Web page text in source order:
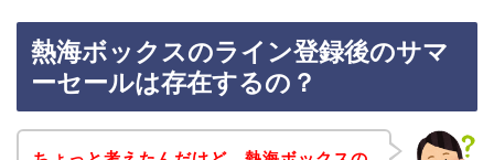
熱海ボックスのライン登録後のサマ
ーセールは存在するの？